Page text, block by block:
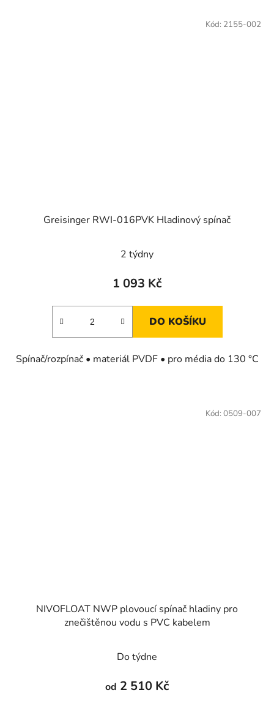
Greisinger RWI-016PVK Hladinový spínač
2 týdny
1 093 Kč
DO KOŠÍKU
Spínač/rozpínač • materiál PVDF • pro média do 130 °C
Kód: 2155-002
NIVOFLOAT NWP plovoucí spínač hladiny pro
znečištěnou vodu s PVC kabelem
Do týdne
od 2 510 Kč
Kód: 0509-007